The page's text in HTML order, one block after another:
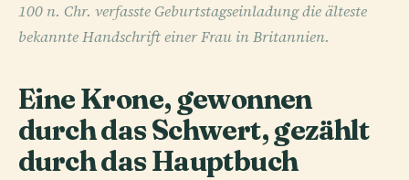
100 n. Chr. verfasste Geburtstagseinladung die älteste
bekannte Handschrift einer Frau in Britannien.
Eine Krone, gewonnen
durch das Schwert, gezählt
durch das Hauptbuch